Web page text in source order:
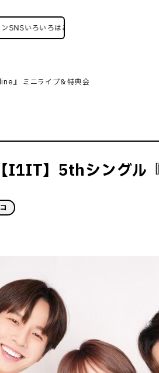
ろいろはこちら！
』 ミニライブ＆特典会
】5thシングル